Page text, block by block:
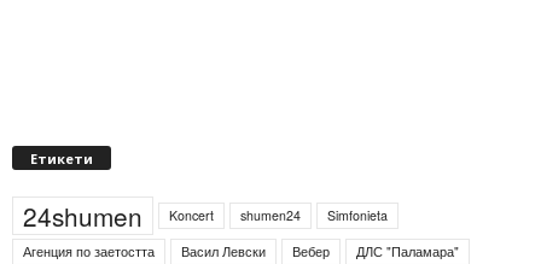
Етикети
24shumen Koncert shumen24
Simfonieta
Агенция по заетостта
Васил Левски Вебер
ДЛС "Паламара"